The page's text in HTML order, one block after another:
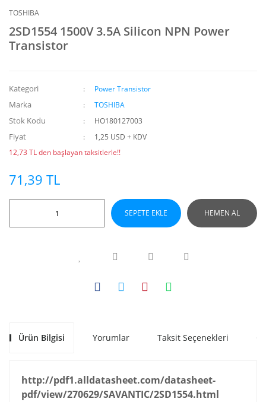
TOSHIBA
2SD1554 1500V 3.5A Silicon NPN Power
Transistor
Kategori Power Transistor
Marka TOSHIBA
Stok Kodu HO180127003
Fiyat
1,25 USD + KDV
12,73 TL den başlayan taksitlerle!!
71,39 TL
SEPETE EKLE HEMEN AL
Ürün Bilgisi Yorumlar Taksit Seçenekleri
http://pdf1.alldatasheet.com/datasheet-
pdf/view/270629/SAVANTIC/2SD1554.html